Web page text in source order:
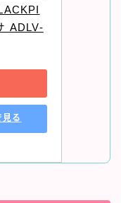
ADLV-
る